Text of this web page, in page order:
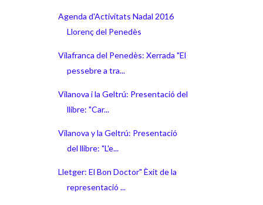
Agenda d'Activitats Nadal 2016
Llorenç del Penedès
Vilafranca del Penedès: Xerrada "El
pessebre a tra...
Vilanova i la Geltrú: Presentació del
llibre: "Car...
Vilanova y la Geltrú: Presentació
del llibre: "L'e...
Lletger: El Bon Doctor" Èxit de la
representació ...